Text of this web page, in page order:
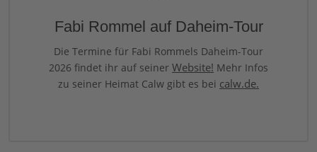
Fabi Rommel auf Daheim-Tour
Die Termine für Fabi Rommels Daheim-Tour
2026 findet ihr auf seiner Website! Mehr Infos
zu seiner Heimat Calw gibt es bei calw.de.